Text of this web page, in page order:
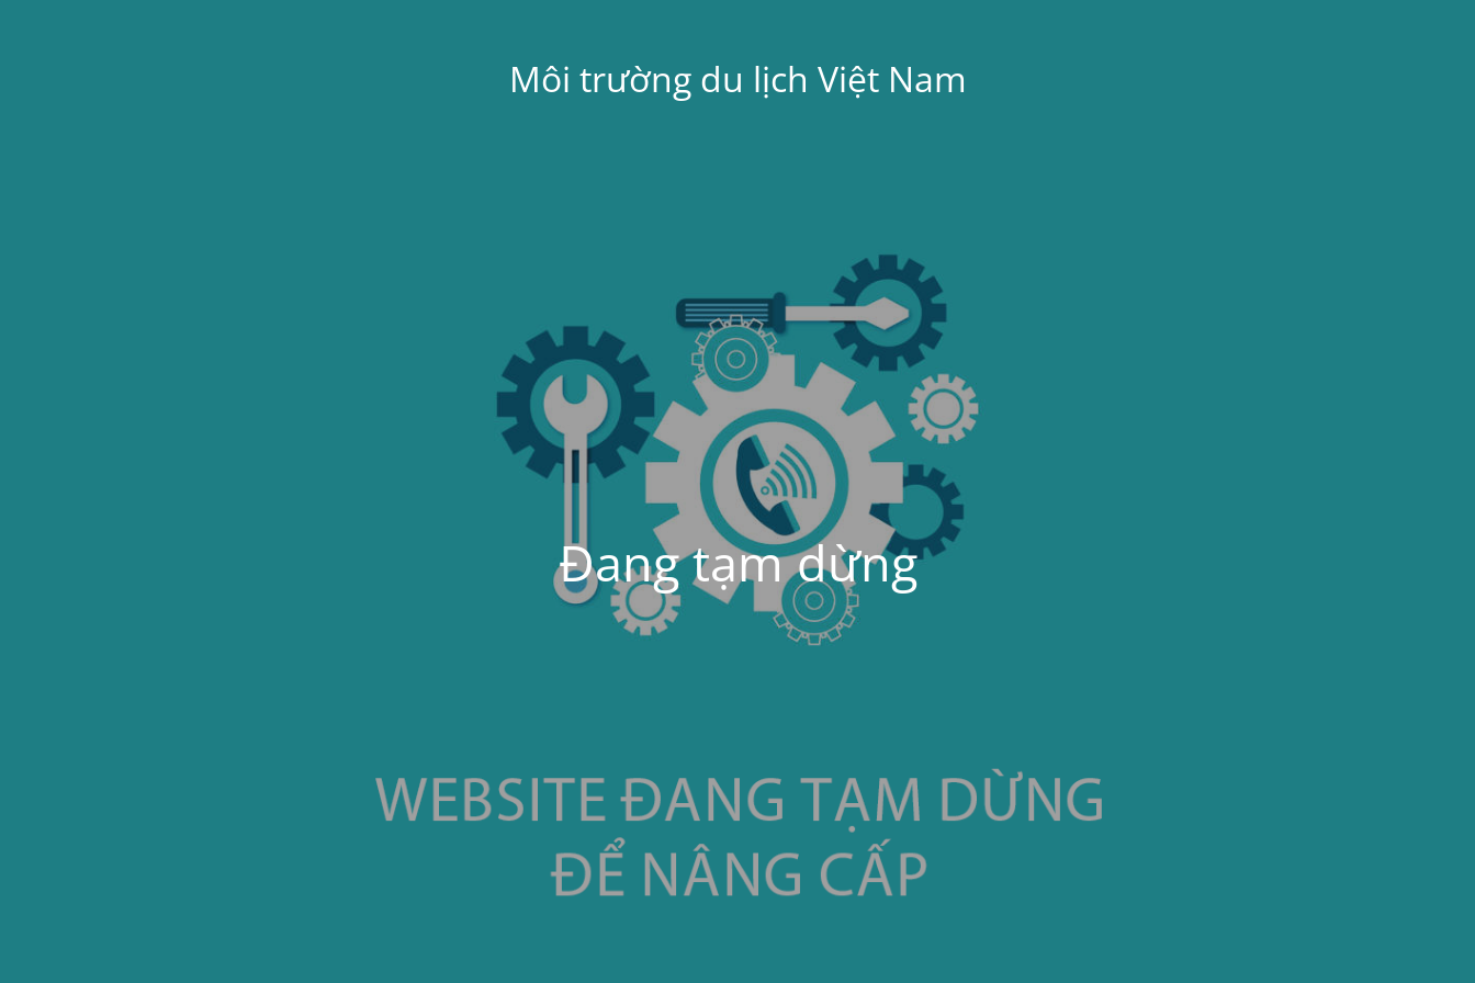
Môi trường du lịch Việt Nam
Đang tạm dừng